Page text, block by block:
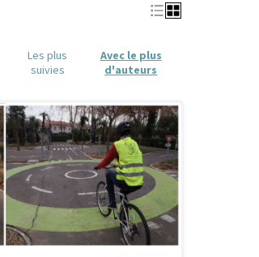
Les plus
suivies
Avec le plus
d'auteurs